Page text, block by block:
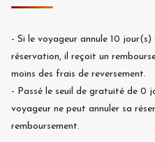
- Si le voyageur annule 10 jour(s)
réservation, il reçoit un
moins des frais de reversement.
- Passé le seuil de gratuité de 0
voyageur ne peut annuler sa
remboursement.